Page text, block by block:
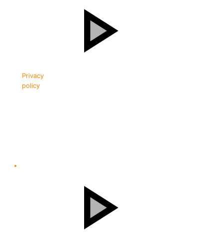
Privacy
policy